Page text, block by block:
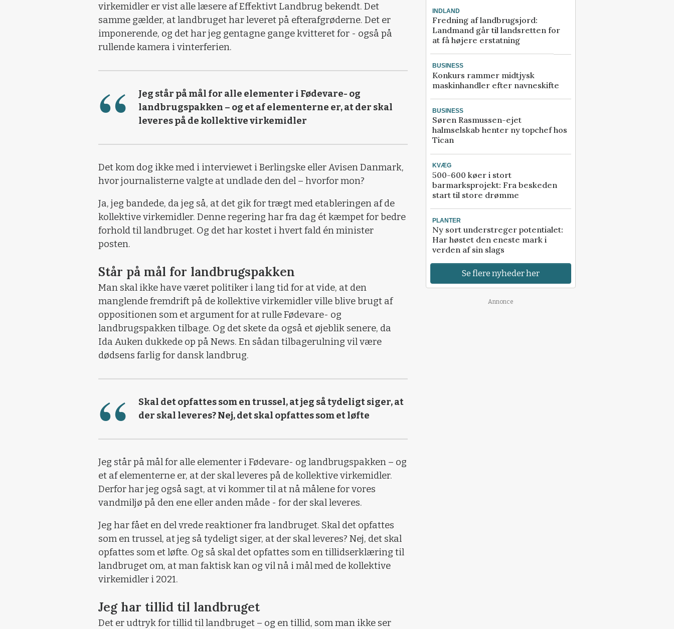
virkemidler er vist alle læsere af Effektivt Landbrug bekendt. Det
samme gælder, at landbruget har leveret på efterafgrøderne. Det er
imponerende, og det har jeg gentagne gange kvitteret for - også på
rullende kamera i vinterferien.
Jeg står på mål for alle elementer i Fødevare- og
landbrugspakken – og et af elementerne er, at der skal
leveres på de kollektive virkemidler
Det kom dog ikke med i interviewet i Berlingske eller Avisen Danmark,
hvor journalisterne valgte at undlade den del – hvorfor mon?
Ja, jeg bandede, da jeg så, at det gik for trægt med etableringen af de
kollektive virkemidler. Denne regering har fra dag ét kæmpet for bedre
forhold til landbruget. Og det har kostet i hvert fald én minister
posten.
Står på mål for landbrugspakken
Man skal ikke have været politiker i lang tid for at vide, at den
manglende fremdrift på de kollektive virkemidler ville blive brugt af
oppositionen som et argument for at rulle Fødevare- og
landbrugspakken tilbage. Og det skete da også et øjeblik senere, da
Ida Auken dukkede op på News. En sådan tilbagerulning vil være
dødsens farlig for dansk landbrug.
Skal det opfattes som en trussel, at jeg så tydeligt siger, at
der skal leveres? Nej, det skal opfattes som et løfte
Jeg står på mål for alle elementer i Fødevare- og landbrugspakken – og
et af elementerne er, at der skal leveres på de kollektive virkemidler.
Derfor har jeg også sagt, at vi kommer til at nå målene for vores
vandmiljø på den ene eller anden måde - for der skal leveres.
Jeg har fået en del vrede reaktioner fra landbruget. Skal det opfattes
som en trussel, at jeg så tydeligt siger, at der skal leveres? Nej, det skal
opfattes som et løfte. Og så skal det opfattes som en tillidserklæring til
landbruget om, at man faktisk kan og vil nå i mål med de kollektive
virkemidler i 2021.
Jeg har tillid til landbruget
Det er udtryk for tillid til landbruget – og en tillid, som man ikke ser
INDLAND
Fredning af landbrugsjord:
Landmand går til landsretten for
at få højere erstatning
BUSINESS
Konkurs rammer midtjysk
maskinhandler efter navneskifte
BUSINESS
Søren Rasmussen-ejet
halmselskab henter ny topchef hos
Tican
KVÆG
500-600 køer i stort
barmarksprojekt: Fra beskeden
start til store drømme
PLANTER
Ny sort understreger potentialet:
Har høstet den eneste mark i
verden af sin slags
Se flere nyheder her
Annonce